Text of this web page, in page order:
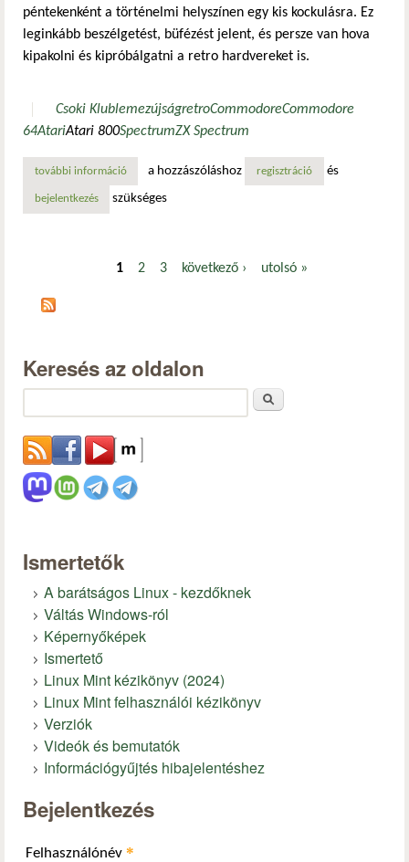
péntekenként a történelmi helyszínen egy kis kockulásra. Ez
leginkább beszélgetést, büfézést jelent, és persze van hova
kipakolni és kipróbálgatni a retro hardvereket is.
Csoki KlublemezújságretroCommodoreCommodore
64AtariAtari 800SpectrumZX Spectrum
további információegy kocka csoki pénteken? tartalommal kapcsolatosan
a hozzászóláshoz regisztráció és
bejelentkezés szükséges
Oldalak
1 2 3 következő › utolsó »
Keresés az oldalon
Ismertetők
A barátságos Linux - kezdőknek
Váltás Windows-ról
Képernyőképek
Ismertető
Linux Mint kézikönyv (2024)
Linux Mint felhasználói kézikönyv
Verziók
Videók és bemutatók
Információgyűjtés hibajelentéshez
Bejelentkezés
Felhasználónév *